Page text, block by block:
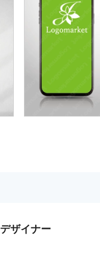
デザイナー